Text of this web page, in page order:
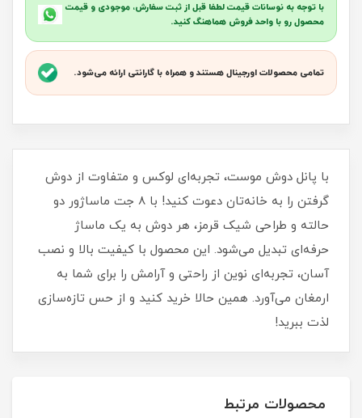
با توجه به نوسانات قیمت لطفا قبل از ثبت سفارش، موجودی و قیمت
محصول رو با واحد فروش هماهنگ کنید.
تمامی محصولات اورجینال هستند و همراه با گارانتی ارائه می‌شود.
با پانل دوش موست، تجربه‌ای لوکس و متفاوت از دوش
گرفتن را به خانه‌تان دعوت کنید! با 8 جت ماساژور دو
حالته و طراحی شیک قرمز، هر دوش به یک ماساژ
حرفه‌ای تبدیل می‌شود. این محصول با کیفیت بالا و نصب
آسان، تجربه‌ای نوین از راحتی و آرامش را برای شما به
ارمغان می‌آورد. همین حالا خرید کنید و از حس تازه‌سازی
لذت ببرید!
محصولات مرتبط